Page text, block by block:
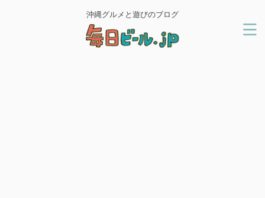
沖縄グルメと遊びのブログ